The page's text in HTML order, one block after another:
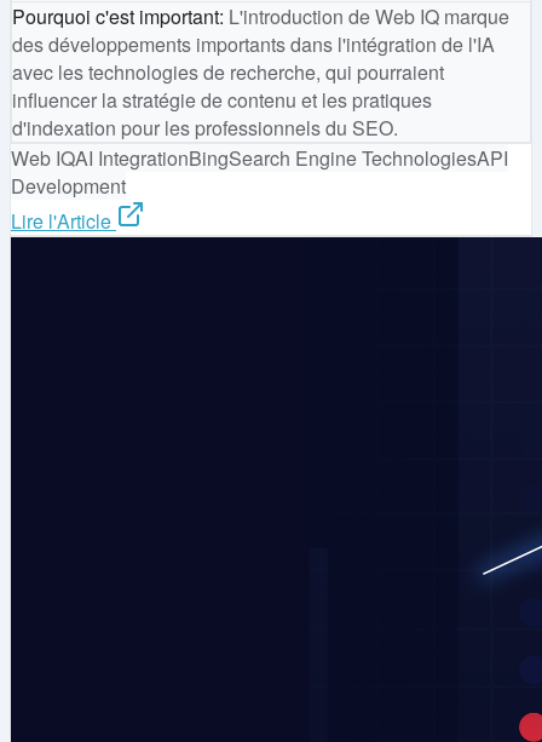
Pourquoi c'est important: L'introduction de Web IQ marque
des développements importants dans l'intégration de l'IA
avec les technologies de recherche, qui pourraient
influencer la stratégie de contenu et les pratiques
d'indexation pour les professionnels du SEO.
Web IQAI IntegrationBingSearch Engine TechnologiesAPI
Development
Lire l'Article